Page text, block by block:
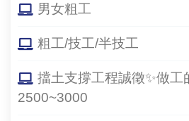
男女粗工
粗工/技工/半技工
擋土支撐工程誠徵✨做工
2500~3000